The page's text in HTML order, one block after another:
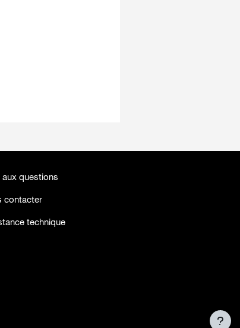
aux questions
contacter
technique